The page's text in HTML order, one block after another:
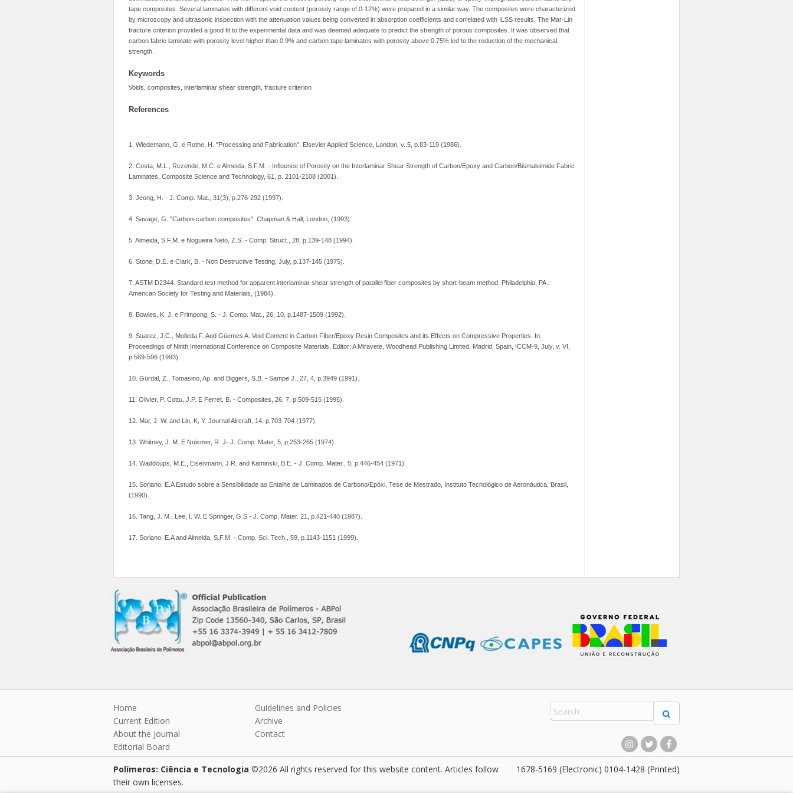
tape composites. Several laminates with different void content (porosity range of 0-12%) were prepared in a similar way. The composites were characterized
by microscopy and ultrasonic inspection with the attenuation values being converted in absorption coefficients and correlated with ILSS results. The Mar-Lin
fracture criterion provided a good fit to the experimental data and was deemed adequate to predict the strength of porous composites. It was observed that
carbon fabric laminate with porosity level higher than 0.9% and carbon tape laminates with porosity above 0.75% led to the reduction of the mechanical
strength.
Keywords
Voids, composites, interlaminar shear strength, fracture criterion
References
1. Wiedemann, G. e Rothe, H. "Processing and Fabrication". Elsevier Applied Science, London, v..5, p.83-119 (1986).
2. Costa, M.L., Rezende, M.C. e Almeida, S.F.M. - Influence of Porosity on the Interlaminar Shear Strength of Carbon/Epoxy and Carbon/Bismaleimide Fabric
Laminates, Composite Science and Technology, 61, p. 2101-2108 (2001).
3. Jeong, H. - J. Comp. Mat., 31(3), p.276-292 (1997).
4. Savage, G. "Carbon-carbon composites". Chapman & Hall, London, (1993).
5. Almeida, S.F.M. e Nogueira Neto, Z.S. - Comp. Struct., 28, p.139-148 (1994).
6. Stone, D.E. e Clark, B. - Non Destructive Testing, July, p.137-145 (1975).
7. ASTM D2344. Standard test method for apparent interlaminar shear strength of parallel fiber composites by short-beam method. Philadelphia, PA.:
American Society for Testing and Materials, (1984).
8. Bowles, K. J. e Frimpong, S. - J. Comp. Mat., 26, 10, p.1487-1509 (1992).
9. Suarez, J.C., Molleda F. And Güemes A. Void Content in Carbon Fiber/Epoxy Resin Composites and its Effects on Compressive Properties. In:
Proceedings of Ninth International Conference on Composite Materials, Editor: A Miravete, Woodhead Publishing Limited, Madrid, Spain, ICCM-9, July, v. VI,
p.589-596 (1993).
10. Gürdal, Z., Tomasino, Ap. and Biggers, S.B. - Sampe J., 27, 4, p.3949 (1991).
11. Olivier, P. Cottu, J.P. E Ferret, B. - Composites, 26, 7, p.509-515 (1995).
12. Mar, J. W. and Lin, K, Y. Journal Aircraft, 14, p.703-704 (1977).
13. Whitney, J. M. E Nuismer, R. J- J. Comp. Mater, 5, p.253-265 (1974).
14. Waddoups, M.E., Eisenmann, J.R. and Kaminski, B.E. - J. Comp. Mater., 5, p.446-454 (1971).
15. Soriano, E.A Estudo sobre a Sensibilidade ao Entalhe de Laminados de Carbono/Epóxi. Tese de Mestrado, Instituto Tecnológico de Aeronáutica, Brasil,
(1990).
16. Tang, J. M., Lee, I. W. E Springer, G.S - J. Comp. Mater. 21, p.421-440 (1987).
17. Soriano, E.A and Almeida, S.F.M. - Comp. Sci. Tech., 59, p.1143-1151 (1999).
Home
Current Edition
About the Journal
Editorial Board
Guidelines and Policies
Archive
Contact
1678-5169 (Electronic) 0104-1428 (Printed)
Polímeros: Ciência e Tecnologia ©2026 All rights reserved for this website content. Articles follow
their own licenses.